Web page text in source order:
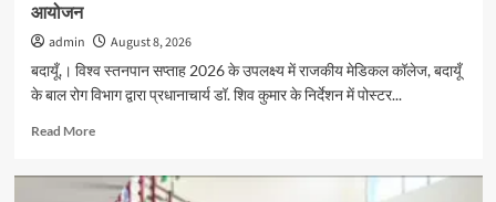
आयोजन
admin
August 8, 2026
बदायूँ,। विश्व स्तनपान सप्ताह 2026 के उपलक्ष्य में राजकीय मेडिकल कॉलेज, बदायूँ
के बाल रोग विभाग द्वारा प्रधानाचार्य डॉ. शिव कुमार के निर्देशन में पोस्टर...
Read MoreRead
विश्व